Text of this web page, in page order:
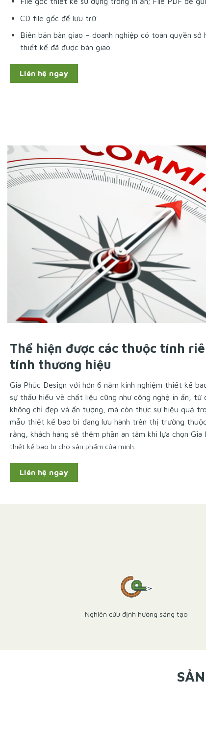
CD file gốc để lưu trữ
Biên bản bàn giao – doanh nghiệp có toàn quyền
thiết kế đã được bàn giao.
Liên hệ ngay
Thể hiện được các thuộc tính
tính thương hiệu
Gia Phúc Design với hơn 6 năm kinh nghiệm thiết kế
sự thấu hiểu về chất liệu cũng như công nghệ in ấn, từ
không chỉ đẹp và ấn tượng, mà còn thực sự hiệu quả
mẫu thiết kế bao bì đang lưu hành trên thị trường
rằng, khách hàng sẽ thêm phần an tâm khi lựa chọn Gia
thiết kế bao bì cho sản phẩm của mình.
Liên hệ ngay
Nghiên cứu định hướng sáng tạo